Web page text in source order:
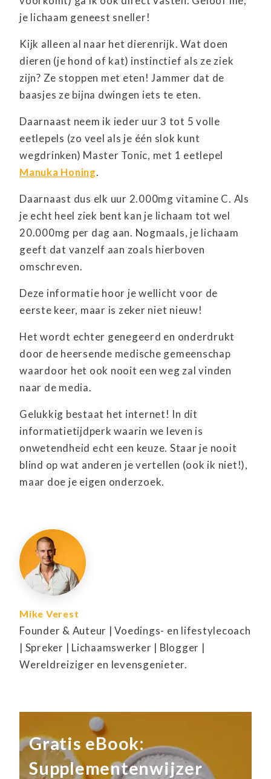
je lichaam geneest sneller!
Kijk alleen al naar het dierenrijk. Wat doen
dieren (je hond of kat) instinctief als ze ziek
zijn? Ze stoppen met eten! Jammer dat de
baasjes ze bijna dwingen iets te eten.
Daarnaast neem ik ieder uur 3 tot 5 volle
eetlepels (zo veel als je één slok kunt
wegdrinken) Master Tonic, met 1 eetlepel
Manuka Honing.
Daarnaast dus elk uur 2.000mg vitamine C. Als
je echt heel ziek bent kan je lichaam tot wel
20.000mg per dag aan. Nogmaals, je lichaam
geeft dat vanzelf aan zoals hierboven
omschreven.
Deze informatie hoor je wellicht voor de
eerste keer, maar is zeker niet nieuw!
Het wordt echter genegeerd en onderdrukt
door de heersende medische gemeenschap
waardoor het ook nooit een weg zal vinden
naar de media.
Gelukkig bestaat het internet! In dit
informatietijdperk waarin we leven is
onwetendheid echt een keuze. Staar je nooit
blind op wat anderen je vertellen (ook ik niet!),
maar doe je eigen onderzoek.
Mike Verest
Founder & Auteur | Voedings- en lifestylecoach
| Spreker | Lichaamswerker | Blogger |
Wereldreiziger en levensgenieter.
Gratis eBook:
Supplementenwijzer